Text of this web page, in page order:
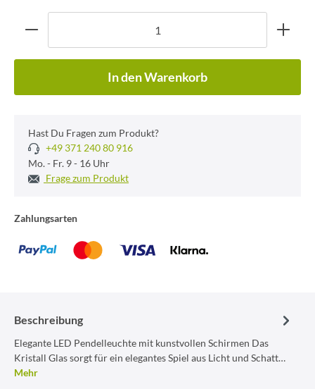
In den Warenkorb
Hast Du Fragen zum Produkt?
+49 371 240 80 916
Mo. - Fr. 9 - 16 Uhr
Frage zum Produkt
Zahlungsarten
Beschreibung
Elegante LED Pendelleuchte mit kunstvollen Schirmen Das
Kristall Glas sorgt für ein elegantes Spiel aus Licht und Schatt…
Mehr